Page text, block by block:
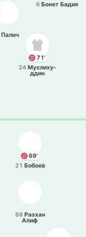
6 Бонет Бадия
Палич
71'
24 Му­сли­ху­
ддин
88 Раэхан
Алиф
69'
21 Бобоев